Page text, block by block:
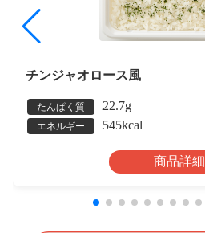
チンジャオロース風
たんぱく質 22.7g
エネルギー 545kcal
商品詳細